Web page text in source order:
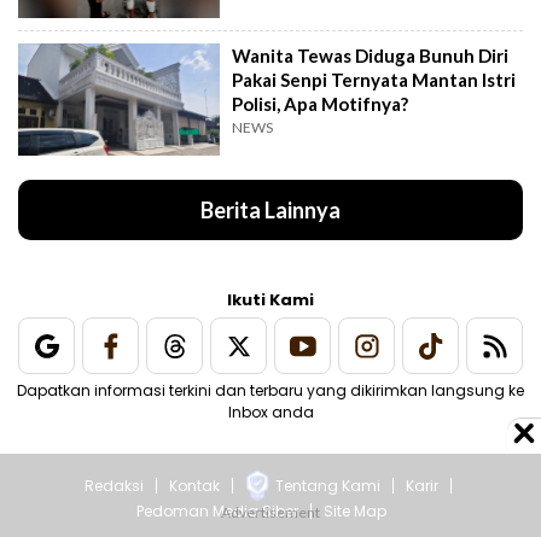
Wanita Tewas Diduga Bunuh Diri
Pakai Senpi Ternyata Mantan Istri
Polisi, Apa Motifnya?
NEWS
Berita Lainnya
Ikuti Kami
Dapatkan informasi terkini dan terbaru yang dikirimkan langsung ke
Inbox anda
Redaksi Kontak Tentang Kami
Karir
Pedoman Media Siber
Site Map